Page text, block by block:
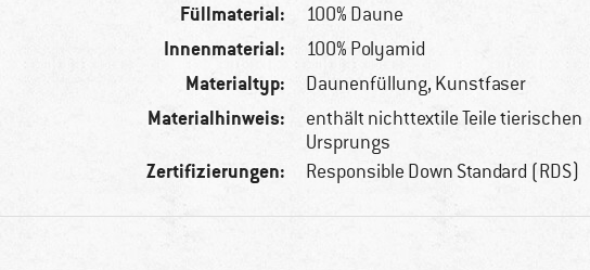
Füllmaterial: 100% Daune
Innenmaterial: 100% Polyamid
Materialtyp: Daunenfüllung, Kunstfaser
Materialhinweis:
enthält nichttextile Teile tierischen
Ursprungs
Zertifizierungen: Responsible Down Standard (RDS)